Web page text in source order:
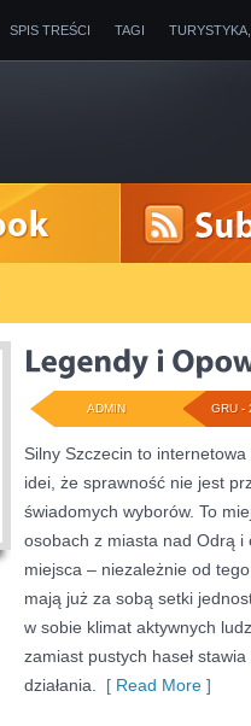
SPIS TREŚCI TAGI
GRU -
ADMIN
Silny Szczecin to
idei, że sprawność nie jest
świadomych wyborów. To
osobach z miasta nad Odrą
miejsca – niezależnie od
mają już za sobą setki
w sobie klimat aktywnych
zamiast pustych haseł
działania.
[ Read More ]